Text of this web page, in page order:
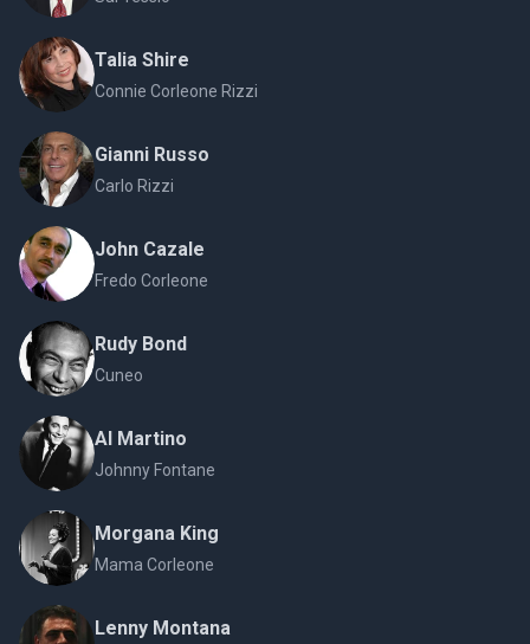
Talia Shire
Connie Corleone Rizzi
Gianni Russo
Carlo Rizzi
John Cazale
Fredo Corleone
Rudy Bond
Cuneo
Al Martino
Johnny Fontane
Morgana King
Mama Corleone
Lenny Montana